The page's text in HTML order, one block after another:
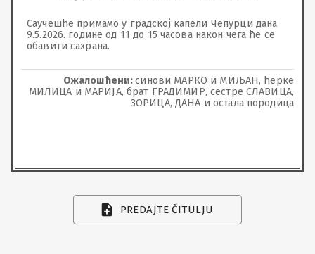
Саучешће примамо у градској капели Чепурци дана
9.5.2026. године од 11 до 15 часова након чега ће се
обавити сахрана.
Ожалошћени:синови МАРКО и МИЉАН, ћерке
МИЛИЦА и МАРИЈА, брат ГРАДИМИР, сестре СЛАВИЦА,
ЗОРИЦА, ДАНА и остала породица
PREDAJTE ČITULJU